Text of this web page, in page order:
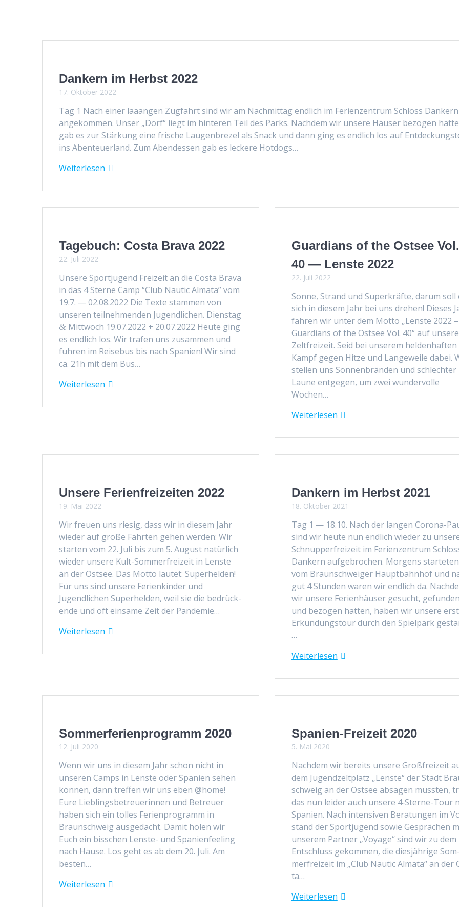
Dankern im Herbst 2022
17. Oktober 2022
Tag 1 Nach ein­er laaan­gen Zug­fahrt sind wir am Nach­mit­tag endlich im Ferien­zen­trum Schloss Dankern
angekom­men. Unser „Dorf“ liegt im hin­teren Teil des Parks. Nach­dem wir unsere Häuser bezo­gen
gab es zur Stärkung eine frische Lau­gen­brezel als Snack und dann ging es endlich los auf
ins Aben­teuer­land. Zum Aben­dessen gab es leckere Hot­dogs…
Weit­er­lesen
Tagebuch: Costa Brava 2022
22. Juli 2022
Unsere Sportju­gend Freizeit an die Cos­ta Bra­va
in das 4 Sterne Camp “Club Nau­tic Alma­ta” vom
19.7. — 02.08.2022 Die Texte stam­men von
unseren teil­nehmenden Jugendlichen. Dien­stag
& Mittwoch 19.07.2022 + 20.07.2022 Heute ging
es endlich los. Wir trafen uns zusam­men und
fuhren im Reise­bus bis nach Spanien! Wir sind
ca. 21h mit dem Bus…
Weit­er­lesen
Guardians of the Ostsee Vol.
40 — Lenste 2022
22. Juli 2022
Sonne, Strand und Superkräfte, darum soll
sich in diesem Jahr bei uns drehen! Dieses
fahren wir unter dem Mot­to „Lenste 2022 –
Guardians of the Ost­see Vol. 40“ auf unsere
Zelt­freizeit. Seid bei unserem helden­haften
Kampf gegen Hitze und Langeweile dabei.
stellen uns Son­nen­brän­den und schlechter
Laune ent­ge­gen, um zwei wun­der­volle
Wochen…
Weit­er­lesen
Unsere Ferienfreizeiten 2022
19. Mai 2022
Wir freuen uns riesig, dass wir in diesem Jahr
wieder auf große Fahrten gehen wer­den: Wir
starten vom 22. Juli bis zum 5. August natür­lich
wieder unsere Kult-Som­mer­freizeit in Lenste
an der Ost­see. Das Mot­to lautet: Super­helden!
Für uns sind unsere Ferienkinder und
Jugendlichen Super­helden, weil sie die bedrück­
ende und oft ein­same Zeit der Pan­demie…
Weit­er­lesen
Dankern im Herbst 2021
18. Oktober 2021
Tag 1 — 18.10. Nach der lan­gen Coro­­na-
sind wir heute nun endlich wieder zu
Schnup­per­freizeit im Ferien­zen­trum
Dankern aufge­brochen. Mor­gens
vom Braun­schweiger Haupt­bahn­hof und
gut 4 Stun­den waren wir endlich da.
wir unsere Ferien­häuser gesucht, gefun­den
und bezo­gen hat­ten, haben wir unsere
Erkun­dungs­tour durch den Spiel­park
…
Weit­er­lesen
Sommerferienprogramm 2020
12. Juli 2020
Wenn wir uns in diesem Jahr schon nicht in
unseren Camps in Lenste oder Spanien sehen
kön­nen, dann tre­f­fen wir uns eben @home!
Eure Lieblings­be­treuerin­nen und Betreuer
haben sich ein tolles Ferien­pro­gramm in
Braun­schweig aus­gedacht. Damit holen wir
Euch ein biss­chen Lenste- und Spanien­feel­ing
nach Hause. Los geht es ab dem 20. Juli. Am
besten…
Weit­er­lesen
Spanien-Freizeit 2020
5. Mai 2020
Nach­dem wir bere­its unsere Großfreizeit
dem Jugendzelt­platz „Lenste“ der Stadt
schweig an der Ost­see absagen mussten,
das nun lei­der auch unsere 4‑Sterne-Tour
Spanien. Nach inten­siv­en Beratun­gen im
stand der Sportju­gend sowie Gesprächen
unserem Part­ner „Voy­age“ sind wir zu dem
Entschluss gekom­men, die diesjährige Som­
mer­freizeit im „Club Nau­tic Alma­ta“ an der
ta…
Weit­er­lesen